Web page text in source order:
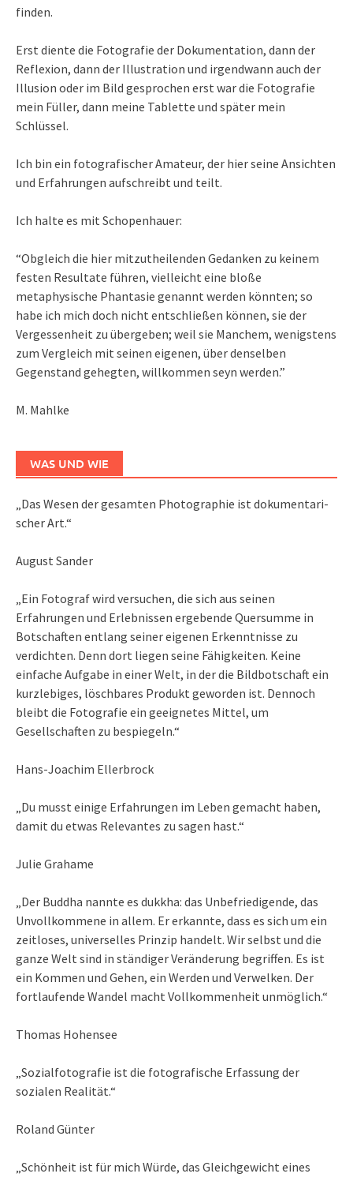
finden.
Erst diente die Fotografie der Dokumentation, dann der
Reflexion, dann der Illustration und irgendwann auch der
Illusion oder im Bild gesprochen erst war die Fotografie
mein Füller, dann meine Tablette und später mein
Schlüssel.
Ich bin ein fotografischer Amateur, der hier seine Ansichten
und Erfahrungen aufschreibt und teilt.
Ich halte es mit Schopenhauer:
“Obgleich die hier mitzutheilenden Gedanken zu keinem
festen Resultate führen, vielleicht eine bloße
metaphysische Phantasie genannt werden könnten; so
habe ich mich doch nicht entschließen können, sie der
Vergessenheit zu übergeben; weil sie Manchem, wenigstens
zum Vergleich mit seinen eigenen, über denselben
Gegenstand gehegten, willkommen seyn werden.”
M. Mahlke
WAS UND WIE
„Das We­sen der ge­sam­ten Pho­to­gra­phie ist do­ku­men­ta­ri­
scher Art.“
August Sander
„Ein Fotograf wird versuchen, die sich aus seinen
Erfahrungen und Erlebnissen ergebende Quersumme in
Botschaften entlang seiner eigenen Erkenntnisse zu
verdichten. Denn dort liegen seine Fähigkeiten. Keine
einfache Aufgabe in einer Welt, in der die Bildbotschaft ein
kurzlebiges, löschbares Produkt geworden ist. Dennoch
bleibt die Fotografie ein geeignetes Mittel, um
Gesellschaften zu bespiegeln.“
Hans-Joachim Ellerbrock
„Du musst einige Erfahrungen im Leben gemacht haben,
damit du etwas Relevantes zu sagen hast.“
Julie Grahame
„Der Buddha nannte es dukkha: das Unbefriedigende, das
Unvollkommene in allem. Er erkannte, dass es sich um ein
zeitloses, universelles Prinzip handelt. Wir selbst und die
ganze Welt sind in ständiger Veränderung begriffen. Es ist
ein Kommen und Gehen, ein Werden und Verwelken. Der
fortlaufende Wandel macht Vollkommenheit unmöglich.“
Thomas Hohensee
„Sozialfotografie ist die fotografische Erfassung der
sozialen Realität.“
Roland Günter
„Schönheit ist für mich Würde, das Gleichgewicht eines